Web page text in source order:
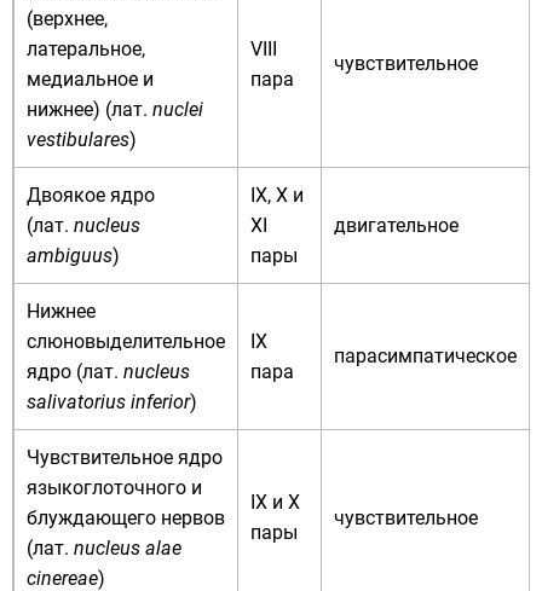
(верхнее,
латеральное,
медиальное и
нижнее) (лат. nuclei
vestibulares)
VIII
пара
чувствительное
Двоякое ядро
(лат. nucleus
ambiguus)
IX, Х и
XI
пары
двигательное
Нижнее
слюновыделительное
ядро (лат. nucleus
salivatorius inferior)
IX
пара
парасимпатическое
Чувствительное ядро
языкоглоточного и
блуждающего нервов
(лат. nucleus alae
cinereae)
IX и X
пары
чувствительное